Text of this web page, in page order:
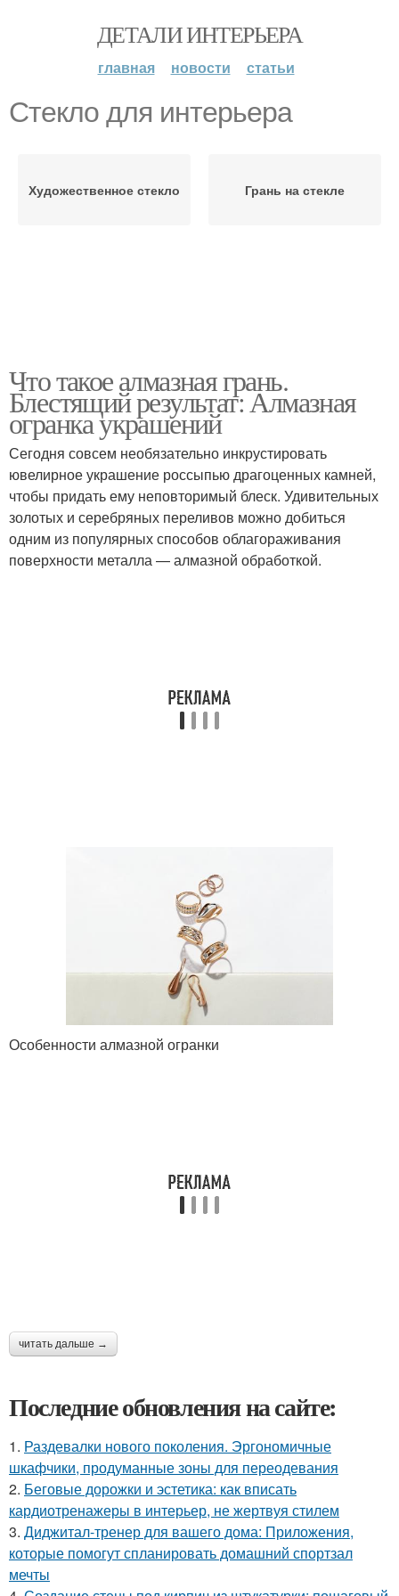
ДЕТАЛИ ИНТЕРЬЕРА
главная новости статьи
Стекло для интерьера
Художественное стекло Грань на стекле
Что такое алмазная грань.
Блестящий результат: Алмазная
огранка украшений
Сегодня совсем необязательно инкрустировать
ювелирное украшение россыпью драгоценных камней,
чтобы придать ему неповторимый блеск. Удивительных
золотых и серебряных переливов можно добиться
одним из популярных способов облагораживания
поверхности металла — алмазной обработкой.
Особенности алмазной огранки
читать дальше →
Последние обновления на сайте:
1. Раздевалки нового поколения. Эргономичные
шкафчики, продуманные зоны для переодевания
2. Беговые дорожки и эстетика: как вписать
кардиотренажеры в интерьер, не жертвуя стилем
3. Диджитал-тренер для вашего дома: Приложения,
которые помогут спланировать домашний спортзал
мечты